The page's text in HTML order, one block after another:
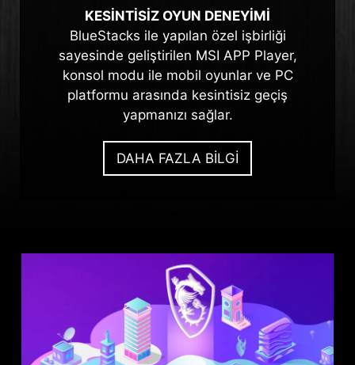
KESİNTİSİZ OYUN DENEYİMİ
BlueStacks ile yapılan özel işbirliği
sayesinde geliştirilen MSI APP Player,
konsol modu ile mobil oyunlar ve PC
platformu arasında kesintisiz geçiş
yapmanızı sağlar.
DAHA FAZLA BİLGİ